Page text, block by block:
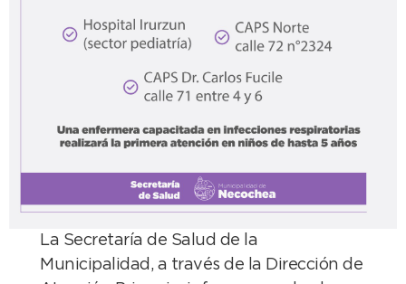
La Secretaría de Salud de la
Municipalidad, a través de la Dirección de